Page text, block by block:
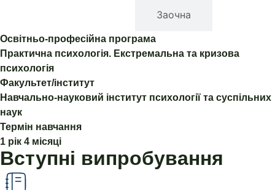
Заочна
Освітньо-професійна програма
Практична психологія. Екстремальна та кризова
психологія
Факультет/інститут
Навчально-науковий інститут психології та суспільних
наук
Термін навчання
1 рік 4 місяці
Вступні випробування